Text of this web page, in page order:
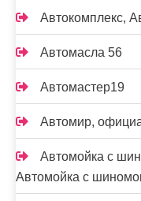
Автокомплекс,
Автомасла 56
Автомастер19
Автомир,
Автомойка с
Автомойка с